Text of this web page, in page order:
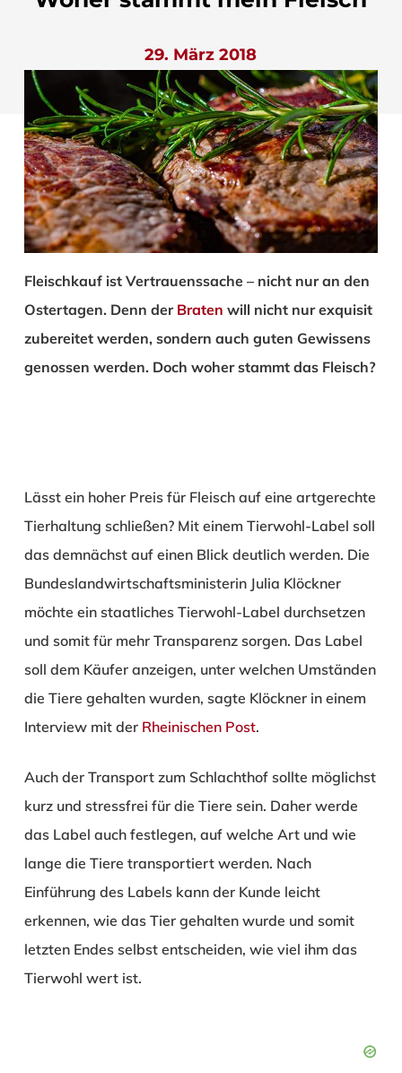
29. März 2018
Fleischkauf ist Vertrauenssache – nicht nur an den
Ostertagen. Denn der Braten will nicht nur exquisit
zubereitet werden, sondern auch guten Gewissens
genossen werden. Doch woher stammt das Fleisch?
Lässt ein hoher Preis für Fleisch auf eine artgerechte
Tierhaltung schließen? Mit einem Tierwohl-Label soll
das demnächst auf einen Blick deutlich werden. Die
Bundeslandwirtschaftsministerin Julia Klöckner
möchte ein staatliches Tierwohl-Label durchsetzen
und somit für mehr Transparenz sorgen. Das Label
soll dem Käufer anzeigen, unter welchen Umständen
die Tiere gehalten wurden, sagte Klöckner in einem
Interview mit der Rheinischen Post.
Auch der Transport zum Schlachthof sollte möglichst
kurz und stressfrei für die Tiere sein. Daher werde
das Label auch festlegen, auf welche Art und wie
lange die Tiere transportiert werden. Nach
Einführung des Labels kann der Kunde leicht
erkennen, wie das Tier gehalten wurde und somit
letzten Endes selbst entscheiden, wie viel ihm das
Tierwohl wert ist.